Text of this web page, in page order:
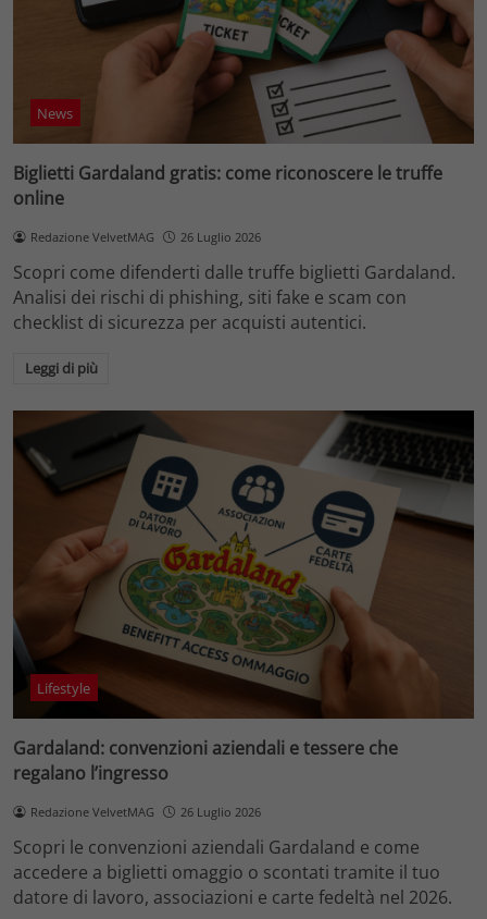
News
Biglietti Gardaland gratis: come riconoscere le truffe
online
Redazione VelvetMAG 26 Luglio 2026
Scopri come difenderti dalle truffe biglietti Gardaland.
Analisi dei rischi di phishing, siti fake e scam con
checklist di sicurezza per acquisti autentici.
Leggi di più
Lifestyle
Gardaland: convenzioni aziendali e tessere che
regalano l’ingresso
Redazione VelvetMAG 26 Luglio 2026
Scopri le convenzioni aziendali Gardaland e come
accedere a biglietti omaggio o scontati tramite il tuo
datore di lavoro, associazioni e carte fedeltà nel 2026.